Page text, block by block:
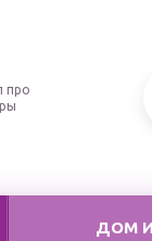
про
ДОМ